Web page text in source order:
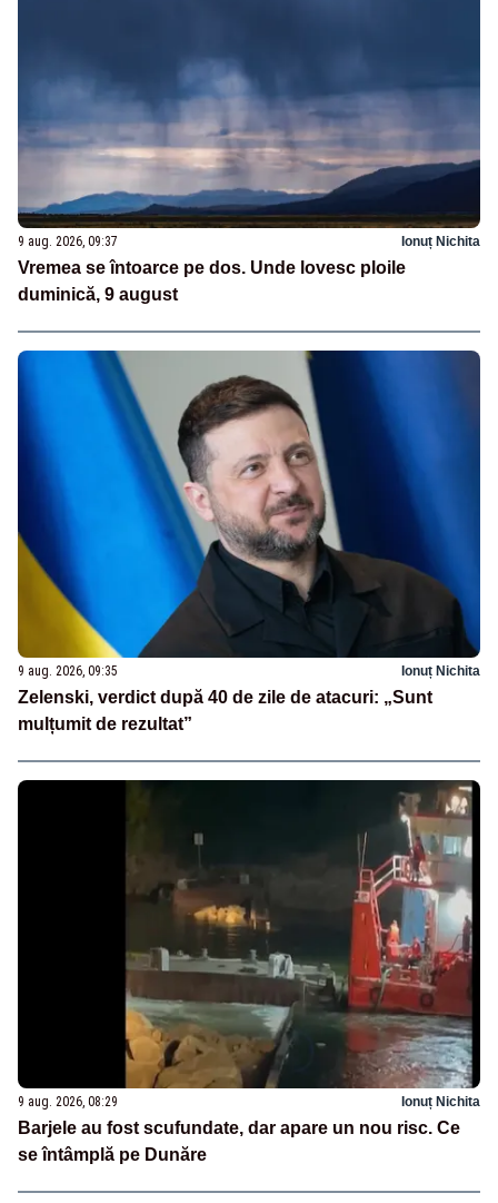
9 aug. 2026, 09:37 Ionuț Nichita
Vremea se întoarce pe dos. Unde lovesc ploile
duminică, 9 august
9 aug. 2026, 09:35 Ionuț Nichita
Zelenski, verdict după 40 de zile de atacuri: „Sunt
mulțumit de rezultat”
9 aug. 2026, 08:29 Ionuț Nichita
Barjele au fost scufundate, dar apare un nou risc. Ce
se întâmplă pe Dunăre